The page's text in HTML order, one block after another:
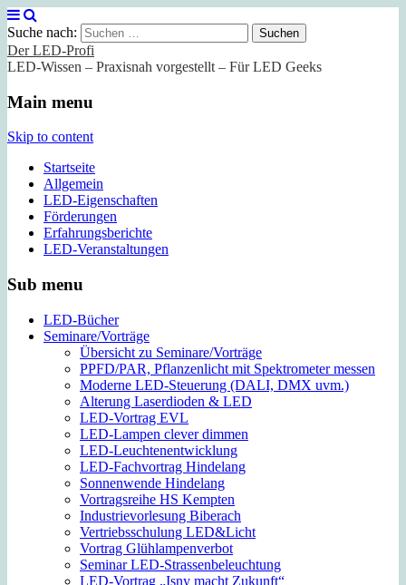
Suche nach:
Der LED-Profi
LED-Wissen – Praxisnah vorgestellt – Für LED Geeks
Main menu
Skip to content
Startseite
Allgemein
LED-Eigenschaften
Förderungen
Erfahrungsberichte
LED-Veranstaltungen
Sub menu
LED-Bücher
Seminare/Vorträge
Übersicht zu Seminare/Vorträge
PPFD/PAR, Pflanzenlicht mit Spektrometer messen
Moderne LED-Steuerung (DALI, DMX uvm.)
Alterung Laserdioden & LED
LED-Vortrag EVL
LED-Lampen clever dimmen
LED-Leuchtenentwicklung
LED-Fachvortrag Hindelang
Sonnenwende Hindelang
Vortragsreihe HS Kempten
Industrievorlesung Biberach
Vertriebsschulung LED&Licht
Vortrag Glühlampenverbot
Seminar LED-Strassenbeleuchtung
LED-Vortrag „Isny macht Zukunft“